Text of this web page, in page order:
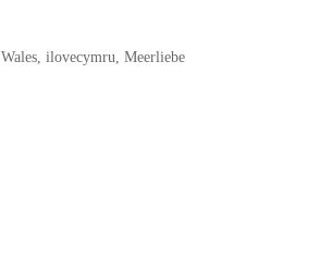
ilovecymru, Meerliebe